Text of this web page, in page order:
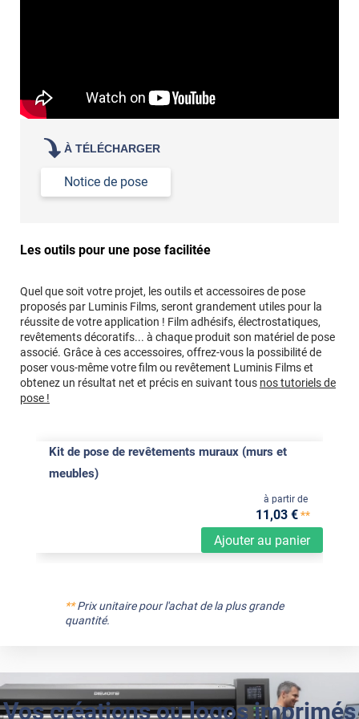
À TÉLÉCHARGER
Notice de pose
Les outils pour une pose facilitée
Quel que soit votre projet, les outils et accessoires de pose
proposés par Luminis Films, seront grandement utiles pour la
réussite de votre application ! Film adhésifs, électrostatiques,
revêtements décoratifs... à chaque produit son matériel de pose
associé. Grâce à ces accessoires, offrez-vous la possibilité de
poser vous-même votre film ou revêtement Luminis Films et
obtenez un résultat net et précis en suivant tous nos tutoriels de
pose !
Kit de pose de revêtements muraux (murs et
meubles)
Ajouter au panier
à partir de
11,03 €**
**Prix unitaire pour l'achat de la plus grande
quantité.
Vos créations ou logos imprimés